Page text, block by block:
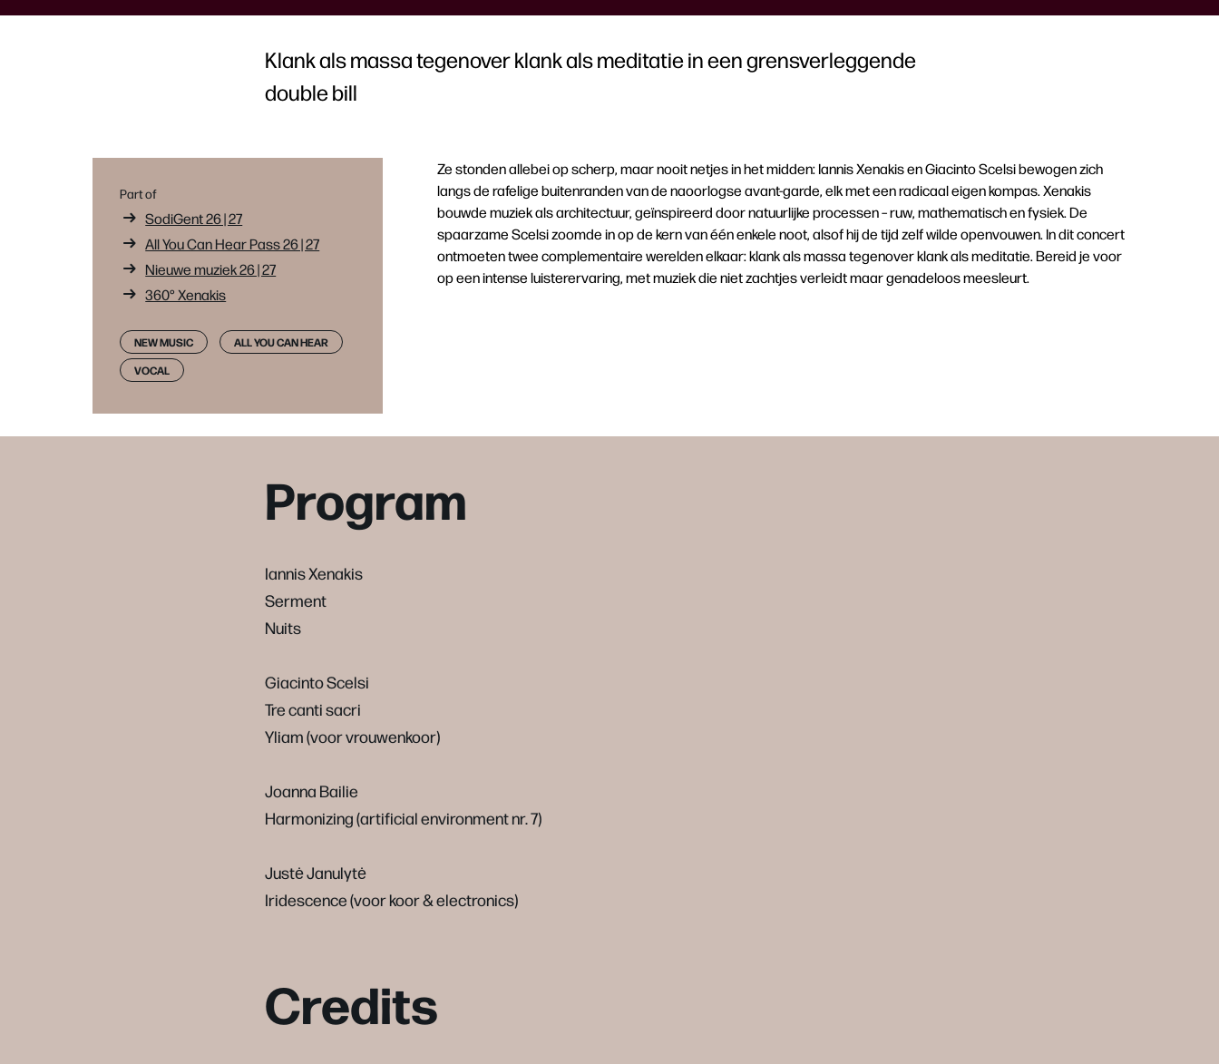
Klank als massa tegenover klank als meditatie in een grensverleggende
double bill
Ze stonden allebei op scherp, maar nooit netjes in het midden: Iannis Xenakis en Giacinto Scelsi bewogen zich
langs de rafelige buitenranden van de naoorlogse avant-garde, elk met een radicaal eigen kompas. Xenakis
bouwde muziek als architectuur, geïnspireerd door natuurlijke processen – ruw, mathematisch en fysiek. De
spaarzame Scelsi zoomde in op de kern van één enkele noot, alsof hij de tijd zelf wilde openvouwen. In dit concert
ontmoeten twee complementaire werelden elkaar: klank als massa tegenover klank als meditatie. Bereid je voor
op een intense luisterervaring, met muziek die niet zachtjes verleidt maar genadeloos meesleurt.
Part of
SodiGent 26 | 27
All You Can Hear Pass 26 | 27
Nieuwe muziek 26 | 27
360° Xenakis
NEW MUSIC
ALL YOU CAN HEAR
VOCAL
Program
Iannis Xenakis
Serment
Nuits
Giacinto Scelsi
Tre canti sacri
Yliam (voor vrouwenkoor)
Joanna Bailie
Harmonizing (artificial environment nr. 7)
Justė Janulytė
Iridescence (voor koor & electronics)
Credits